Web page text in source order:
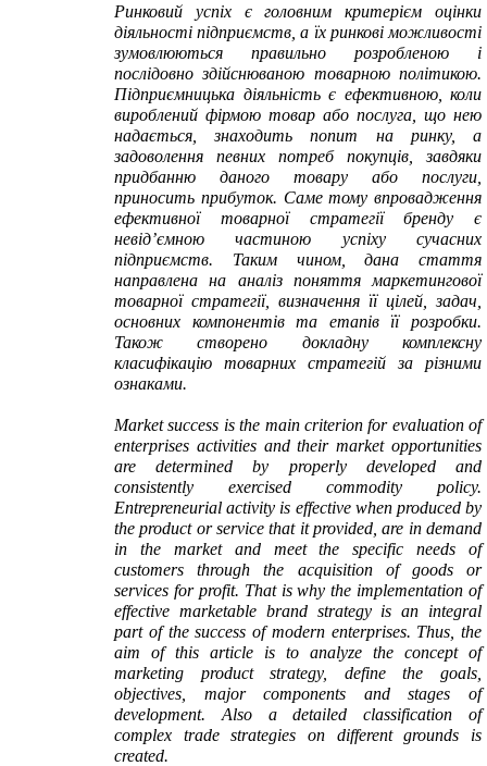
Ринковий успіх є головним критерієм оцінки
діяльності підприємств, а їх ринкові можливості
зумовлюються правильно розробленою і
послідовно здійснюваною товарною політикою.
Підприємницька діяльність є ефективною, коли
вироблений фірмою товар або послуга, що нею
надається, знаходить попит на ринку, а
задоволення певних потреб покупців, завдяки
придбанню даного товару або послуги,
приносить прибуток. Саме тому впровадження
ефективної товарної стратегії бренду є
невід’ємною частиною успіху сучасних
підприємств. Таким чином, дана стаття
направлена на аналіз поняття маркетингової
товарної стратегії, визначення її цілей, задач,
основних компонентів та етапів її розробки.
Також створено докладну комплексну
класифікацію товарних стратегій за різними
ознаками.
Market success is the main criterion for evaluation of
enterprises activities and their market opportunities
are determined by properly developed and
consistently exercised commodity policy.
Entrepreneurial activity is effective when produced by
the product or service that it provided, are in demand
in the market and meet the specific needs of
customers through the acquisition of goods or
services for profit. That is why the implementation of
effective marketable brand strategy is an integral
part of the success of modern enterprises. Thus, the
aim of this article is to analyze the concept of
marketing product strategy, define the goals,
objectives, major components and stages of
development. Also a detailed classification of
complex trade strategies on different grounds is
created.